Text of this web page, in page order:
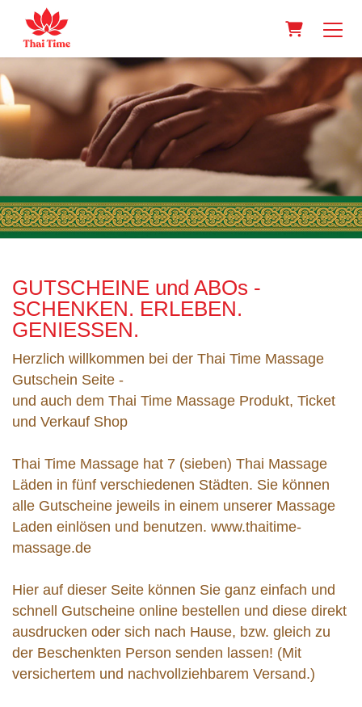
Warenkorb
GUTSCHEINE und ABOs -
SCHENKEN. ERLEBEN.
GENIESSEN.
Herzlich willkommen bei der Thai Time Massage
Gutschein Seite -
und auch dem Thai Time Massage Produkt, Ticket
und Verkauf Shop
Thai Time Massage hat 7 (sieben) Thai Massage
Läden in fünf verschiedenen Städten. Sie können
alle Gutscheine jeweils in einem unserer Massage
Laden einlösen und benutzen. www.thaitime-
massage.de
Hier auf dieser Seite können Sie ganz einfach und
schnell Gutscheine online bestellen und diese direkt
ausdrucken oder sich nach Hause, bzw. gleich zu
der Beschenkten Person senden lassen! (Mit
versichertem und nachvollziehbarem Versand.)